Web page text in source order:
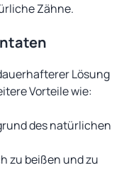
Zähne.
Lösung
Vorteile wie:
des natürlichen
zu beißen und zu